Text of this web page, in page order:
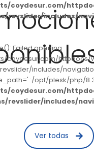
coydesur.com/
revslider/includes/
Failed opening
coydesur.com/httpdocs/
includes/
opt/plesk/php/
coydesur.com/
revslider/includes/
Ver todas